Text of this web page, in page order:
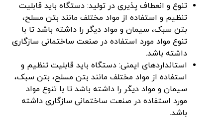
تنوع و انعطاف پذیری در تولید: دستگاه باید قابلیت
تنظیم و استفاده از مواد مختلف مانند بتن مسلح،
بتن سبک، سیمان و مواد دیگر را داشته باشد تا با
تنوع مواد مورد استفاده در صنعت ساختمانی سازگاری
داشته باشد.
استانداردهای ایمنی: دستگاه باید قابلیت تنظیم و
استفاده از مواد مختلف مانند بتن مسلح، بتن سبک،
سیمان و مواد دیگر را داشته باشد تا با تنوع مواد
مورد استفاده در صنعت ساختمانی سازگاری داشته
باشد.